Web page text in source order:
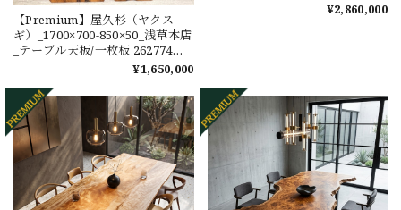
【Premium】屋久杉（ヤクス
ギ）_1700×700-850×50_浅草本店
_テーブル天板/一枚板 262774
¥1,650,000
¥2,860,000